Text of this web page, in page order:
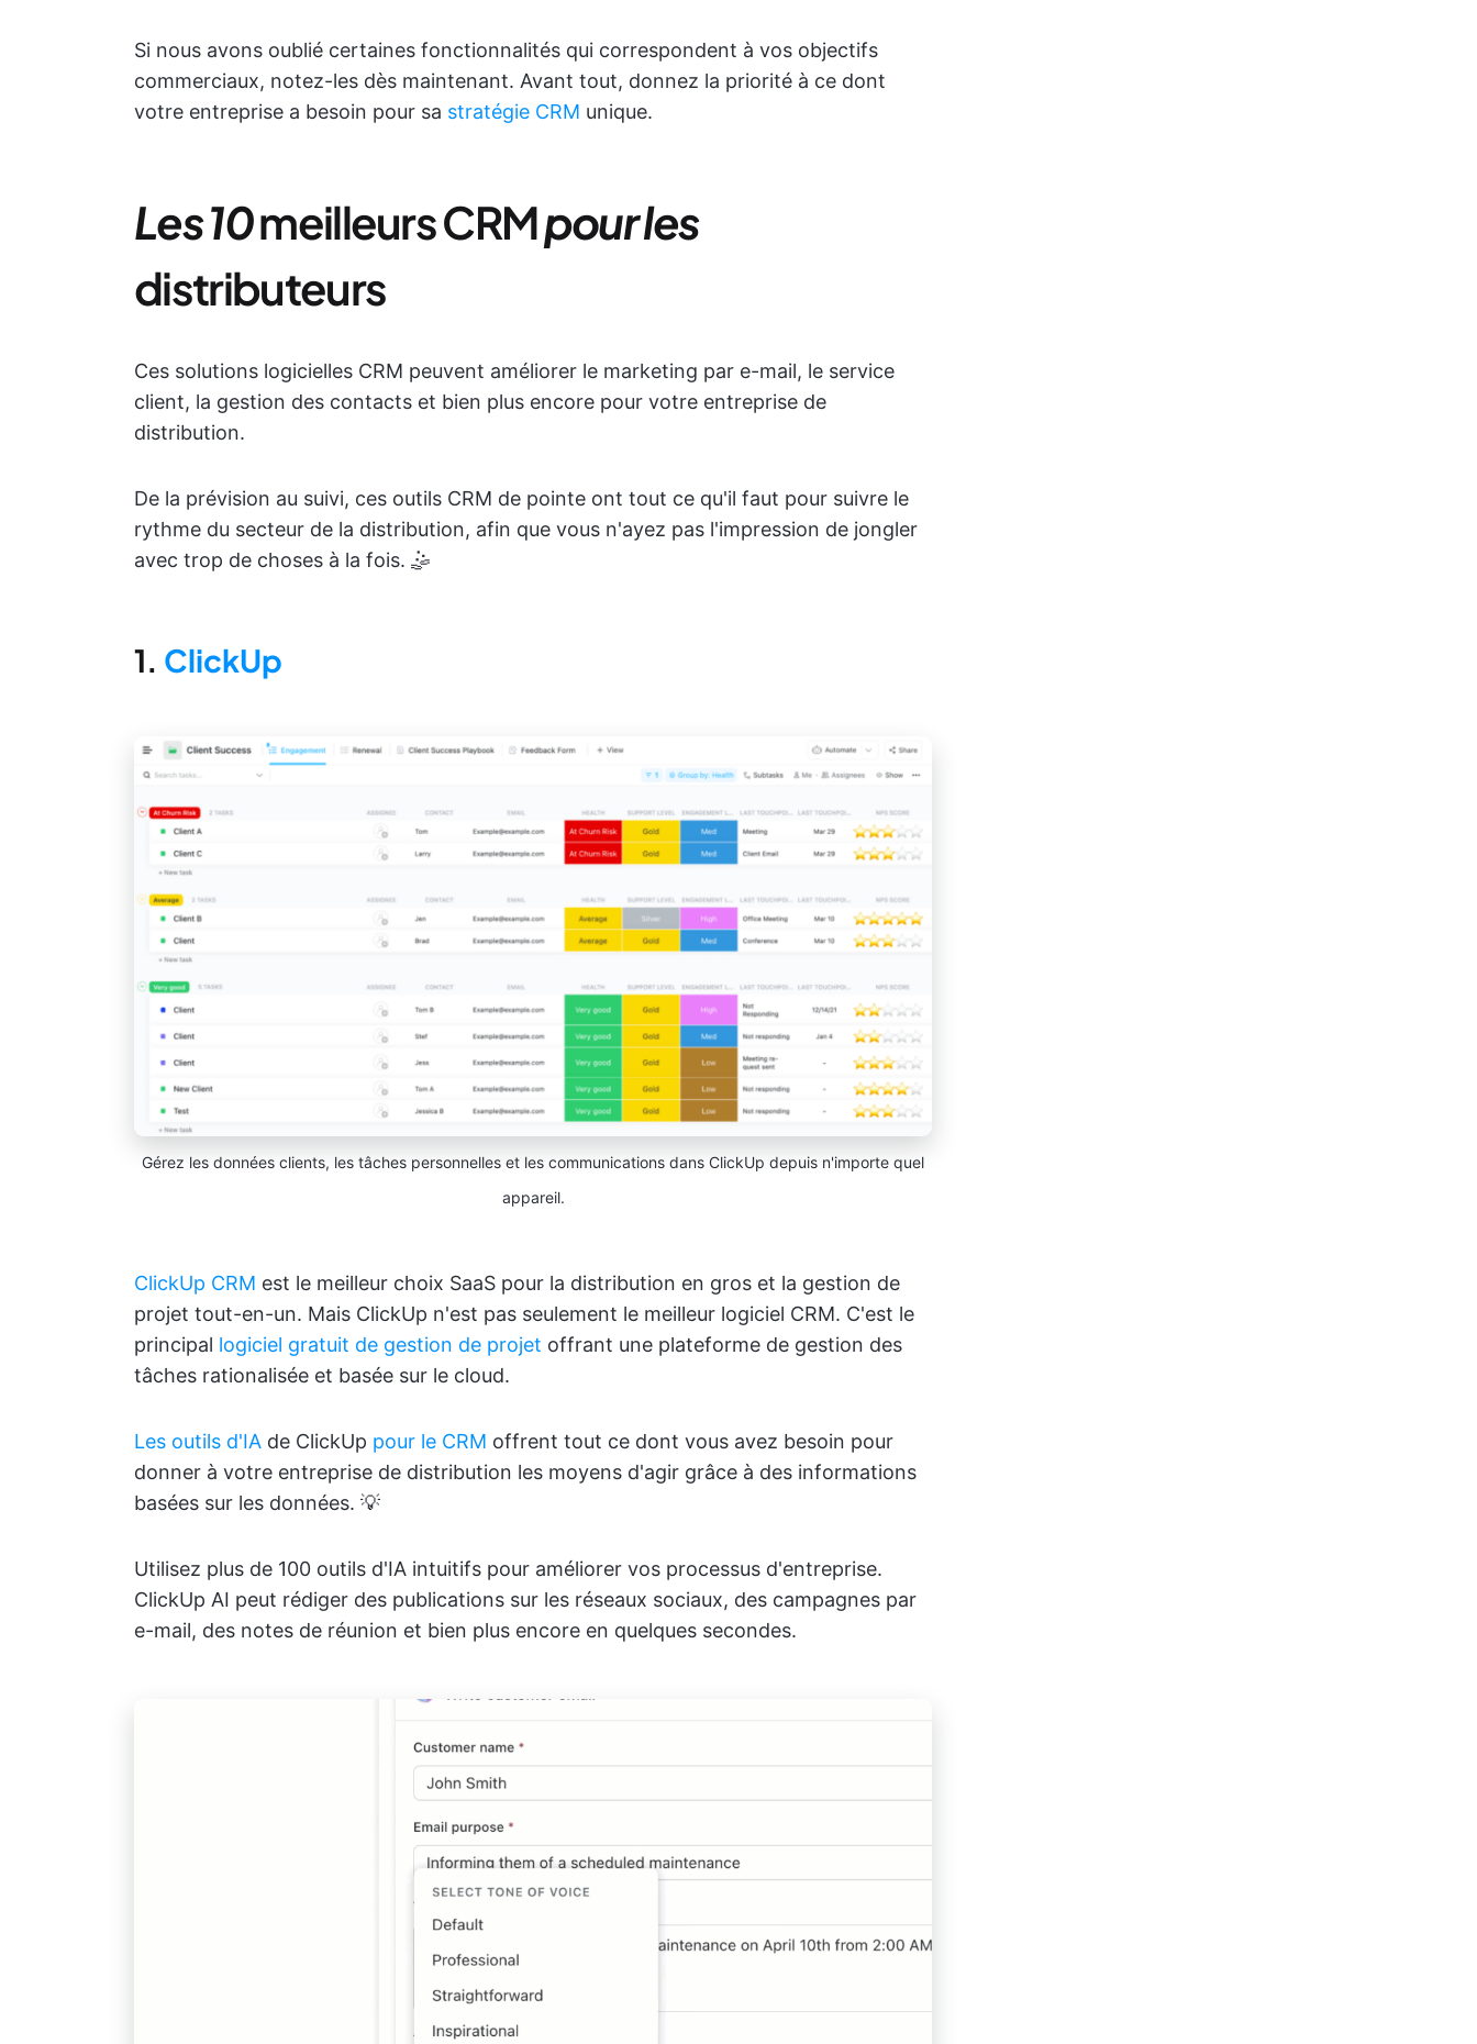
Si nous avons oublié certaines fonctionnalités qui correspondent à vos objectifs
commerciaux, notez-les dès maintenant. Avant tout, donnez la priorité à ce dont
votre entreprise a besoin pour sa stratégie CRM unique.
Les 10meilleurs CRMpour les
distributeurs
Ces solutions logicielles CRM peuvent améliorer le marketing par e-mail, le service
client, la gestion des contacts et bien plus encore pour votre entreprise de
distribution.
De la prévision au suivi, ces outils CRM de pointe ont tout ce qu'il faut pour suivre le
rythme du secteur de la distribution, afin que vous n'ayez pas l'impression de jongler
avec trop de choses à la fois. 🤹
1. ClickUp
Gérez les données clients, les tâches personnelles et les communications dans ClickUp depuis n'importe quel
appareil.
ClickUp CRM est le meilleur choix SaaS pour la distribution en gros et la gestion de
projet tout-en-un. Mais ClickUp n'est pas seulement le meilleur logiciel CRM. C'est le
principal logiciel gratuit de gestion de projet offrant une plateforme de gestion des
tâches rationalisée et basée sur le cloud.
Les outils d'IA de ClickUp pour le CRM offrent tout ce dont vous avez besoin pour
donner à votre entreprise de distribution les moyens d'agir grâce à des informations
basées sur les données. 💡
Utilisez plus de 100 outils d'IA intuitifs pour améliorer vos processus d'entreprise.
ClickUp AI peut rédiger des publications sur les réseaux sociaux, des campagnes par
e-mail, des notes de réunion et bien plus encore en quelques secondes.